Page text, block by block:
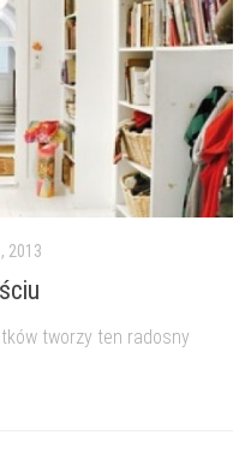
2013
tworzy ten radosny